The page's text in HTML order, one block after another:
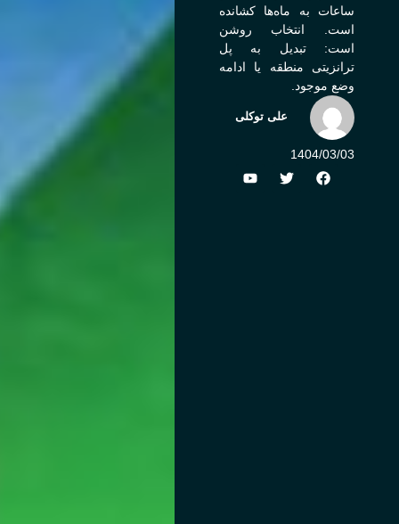
ساعات به ماه‌ها کشانده
است. انتخاب روشن
است: تبدیل به پل
ترانزیتی منطقه یا ادامه
وضع موجود.
علی توکلی
1404/03/03